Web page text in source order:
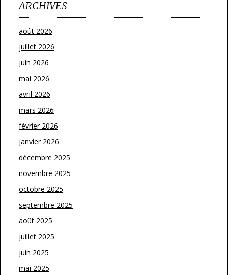
ARCHIVES
août 2026
juillet 2026
juin 2026
mai 2026
avril 2026
mars 2026
février 2026
janvier 2026
décembre 2025
novembre 2025
octobre 2025
septembre 2025
août 2025
juillet 2025
juin 2025
mai 2025